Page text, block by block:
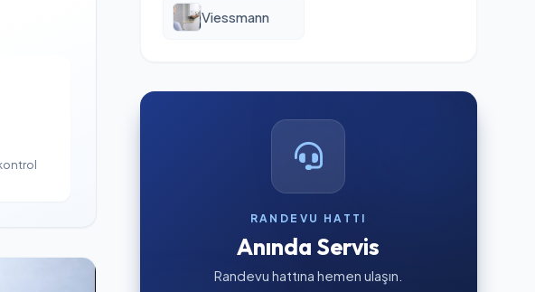
Viessmann
RANDEVU HATTI
Anında Servis
Randevu hattına hemen ulaşın.